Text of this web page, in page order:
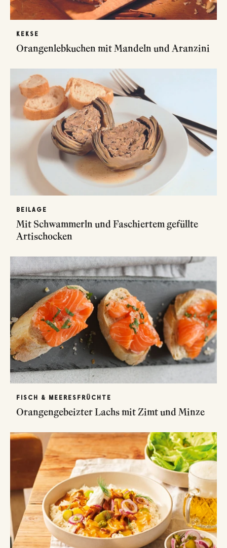
KEKSE
Orangenlebkuchen mit Mandeln und Aranzini
BEILAGE
Mit Schwammerln und Faschiertem gefüllte
Artischocken
FISCH & MEERESFRÜCHTE
Orangengebeizter Lachs mit Zimt und Minze